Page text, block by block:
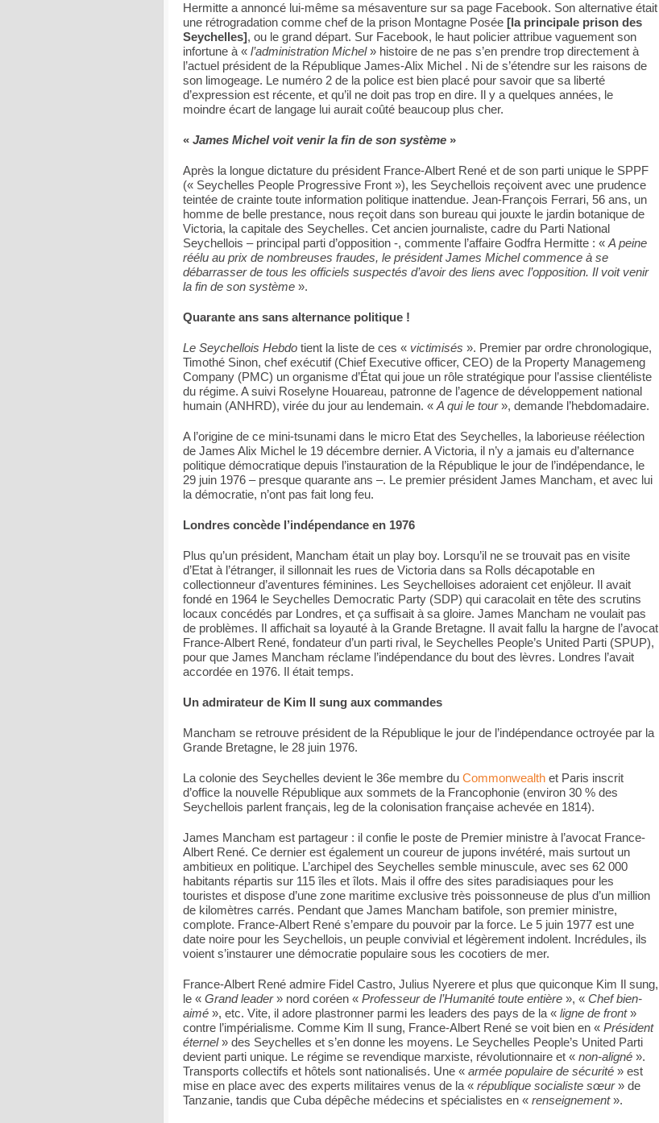
Hermitte a annoncé lui-même sa mésaventure sur sa page Facebook. Son alternative était
une rétrogradation comme chef de la prison Montagne Posée [la principale prison des
Seychelles], ou le grand départ. Sur Facebook, le haut policier attribue vaguement son
infortune à « l’administration Michel» histoire de ne pas s’en prendre trop directement à
l’actuel président de la République James-Alix Michel . Ni de s’étendre sur les raisons de
son limogeage. Le numéro 2 de la police est bien placé pour savoir que sa liberté
d’expression est récente, et qu’il ne doit pas trop en dire. Il y a quelques années, le
moindre écart de langage lui aurait coûté beaucoup plus cher.
« James Michel voit venir la fin de son système »
Après la longue dictature du président France-Albert René et de son parti unique le SPPF
(« Seychelles People Progressive Front »), les Seychellois reçoivent avec une prudence
teintée de crainte toute information politique inattendue. Jean-François Ferrari, 56 ans, un
homme de belle prestance, nous reçoit dans son bureau qui jouxte le jardin botanique de
Victoria, la capitale des Seychelles. Cet ancien journaliste, cadre du Parti National
Seychellois – principal parti d’opposition -, commente l’affaire Godfra Hermitte : «A peine
réélu au prix de nombreuses fraudes, le président James Michel commence à se
débarrasser de tous les officiels suspectés d’avoir des liens avec l’opposition. Il voit venir
la fin de son système ».
Quarante ans sans alternance politique !
Le Seychellois Hebdo tient la liste de ces « victimisés ». Premier par ordre chronologique,
Timothé Sinon, chef exécutif (Chief Executive officer, CEO) de la Property Managemeng
Company (PMC) un organisme d’État qui joue un rôle stratégique pour l’assise clientéliste
du régime. A suivi Roselyne Houareau, patronne de l’agence de développement national
humain (ANHRD), virée du jour au lendemain. «A qui le tour», demande l’hebdomadaire.
A l’origine de ce mini-tsunami dans le micro Etat des Seychelles, la laborieuse réélection
de James Alix Michel le 19 décembre dernier. A Victoria, il n’y a jamais eu d’alternance
politique démocratique depuis l’instauration de la République le jour de l’indépendance, le
29 juin 1976 – presque quarante ans –. Le premier président James Mancham, et avec lui
la démocratie, n’ont pas fait long feu.
Londres concède l’indépendance en 1976
Plus qu’un président, Mancham était un play boy. Lorsqu’il ne se trouvait pas en visite
d’Etat à l’étranger, il sillonnait les rues de Victoria dans sa Rolls décapotable en
collectionneur d’aventures féminines. Les Seychelloises adoraient cet enjôleur. Il avait
fondé en 1964 le Seychelles Democratic Party (SDP) qui caracolait en tête des scrutins
locaux concédés par Londres, et ça suffisait à sa gloire. James Mancham ne voulait pas
de problèmes. Il affichait sa loyauté à la Grande Bretagne. Il avait fallu la hargne de l’avocat
France-Albert René, fondateur d’un parti rival, le Seychelles People’s United Parti (SPUP),
pour que James Mancham réclame l’indépendance du bout des lèvres. Londres l’avait
accordée en 1976. Il était temps.
Un admirateur de Kim Il sung aux commandes
Mancham se retrouve président de la République le jour de l’indépendance octroyée par la
Grande Bretagne, le 28 juin 1976.
La colonie des Seychelles devient le 36e membre du Commonwealth et Paris inscrit
d’office la nouvelle République aux sommets de la Francophonie (environ 30 % des
Seychellois parlent français, leg de la colonisation française achevée en 1814).
James Mancham est partageur : il confie le poste de Premier ministre à l’avocat France-
Albert René. Ce dernier est également un coureur de jupons invétéré, mais surtout un
ambitieux en politique. L’archipel des Seychelles semble minuscule, avec ses 62 000
habitants répartis sur 115 îles et îlots. Mais il offre des sites paradisiaques pour les
touristes et dispose d’une zone maritime exclusive très poissonneuse de plus d’un million
de kilomètres carrés. Pendant que James Mancham batifole, son premier ministre,
complote. France-Albert René s’empare du pouvoir par la force. Le 5 juin 1977 est une
date noire pour les Seychellois, un peuple convivial et légèrement indolent. Incrédules, ils
voient s’instaurer une démocratie populaire sous les cocotiers de mer.
France-Albert René admire Fidel Castro, Julius Nyerere et plus que quiconque Kim Il sung,
le « Grand leader» nord coréen « Professeur de l’Humanité toute entière », « Chef bien-
aimé », etc. Vite, il adore plastronner parmi les leaders des pays de la « ligne de front»
contre l’impérialisme. Comme Kim Il sung, France-Albert René se voit bien en « Président
éternel» des Seychelles et s’en donne les moyens. Le Seychelles People’s United Parti
devient parti unique. Le régime se revendique marxiste, révolutionnaire et « non-aligné ».
Transports collectifs et hôtels sont nationalisés. Une « armée populaire de sécurité » est
mise en place avec des experts militaires venus de la « république socialiste sœur» de
Tanzanie, tandis que Cuba dépêche médecins et spécialistes en « renseignement».